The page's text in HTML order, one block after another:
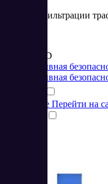
Система фильтрации
от 170 USD
Корпоративная
Корпоративная
Подробнее Перейти на